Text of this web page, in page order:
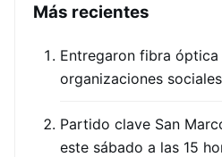
Más recientes
Entregaron fibra
organizaciones
Partido clave San
este sábado a las 15